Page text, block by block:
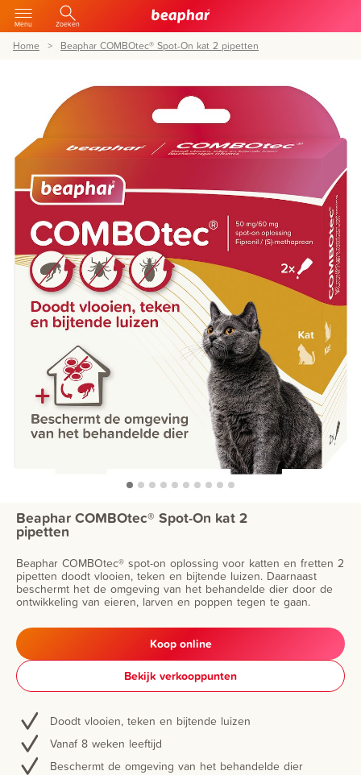
Menu Zoeken
Home Beaphar COMBOtec® Spot-On kat 2 pipetten
Beaphar COMBOtec® Spot-On kat 2
pipetten
Beaphar COMBOtec® spot-on oplossing voor katten en fretten 2
pipetten doodt vlooien, teken en bijtende luizen. Daarnaast
beschermt het de omgeving van het behandelde dier door de
ontwikkeling van eieren, larven en poppen tegen te gaan.
Koop online
Bekijk verkooppunten
Doodt vlooien, teken en bijtende luizen
Vanaf 8 weken leeftijd
Beschermt de omgeving van het behandelde dier